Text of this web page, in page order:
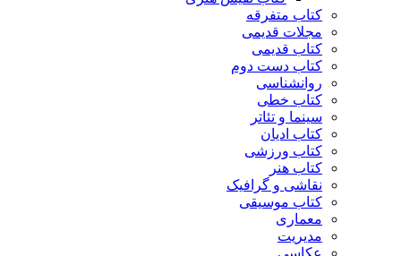
کتاب متفرقه
مجلات قدیمی
کتاب قدیمی
کتاب دست دوم
روانشناسی
کتاب خطی
سینما و تئاتر
کتاب ادیان
کتاب ورزشی
کتاب هنر
نقاشی و گرافیک
کتاب موسیقی
معماری
مدیریت